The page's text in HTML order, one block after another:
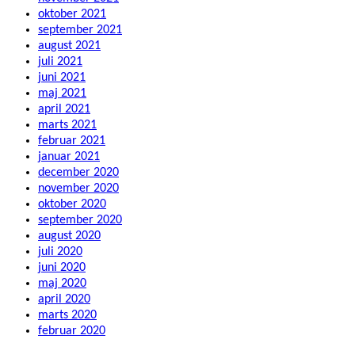
oktober 2021
september 2021
august 2021
juli 2021
juni 2021
maj 2021
april 2021
marts 2021
februar 2021
januar 2021
december 2020
november 2020
oktober 2020
september 2020
august 2020
juli 2020
juni 2020
maj 2020
april 2020
marts 2020
februar 2020